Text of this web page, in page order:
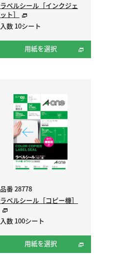
ラベルシール［インクジェ
ット］
入数 10シート
用紙を選択
品番 28778
ラベルシール［コピー機］
入数 100シート
用紙を選択